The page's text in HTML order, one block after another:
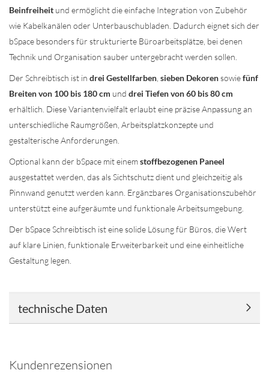
Beinfreiheit und ermöglicht die einfache Integration von Zubehör
wie Kabelkanälen oder Unterbauschubladen. Dadurch eignet sich der
bSpace besonders für strukturierte Büroarbeitsplätze, bei denen
Technik und Organisation sauber untergebracht werden sollen.
Der Schreibtisch ist in drei Gestellfarben sieben Dekorensowiefünf
Breiten von 100 bis 180 cm und drei Tiefen von 60 bis 80 cm
erhältlich. Diese Variantenvielfalt erlaubt eine präzise Anpassung an
unterschiedliche Raumgrößen, Arbeitsplatzkonzepte und
gestalterische Anforderungen.
Optional kann der bSpace mit einemstoffbezogenen Paneel
ausgestattet werden, das als Sichtschutz dient und gleichzeitig als
Pinnwand genutzt werden kann. Ergänzbares Organisationszubehör
unterstützt eine aufgeräumte und funktionale Arbeitsumgebung.
Der bSpace Schreibtisch ist eine solide Lösung für Büros, die Wert
auf klare Linien, funktionale Erweiterbarkeit und eine einheitliche
Gestaltung legen.
technische Daten
Kundenrezensionen